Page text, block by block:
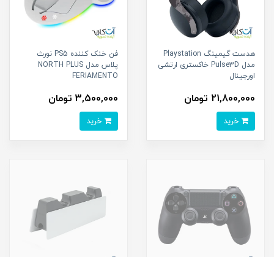
هدست گیمینگ Playstation
مدل Pulse3D خاکستری ارتشی
اورجینال
21,800,000 تومان
فن خنک کننده PS5 نورث
پلاس مدل NORTH PLUS
FERIAMENTO
3,500,000 تومان